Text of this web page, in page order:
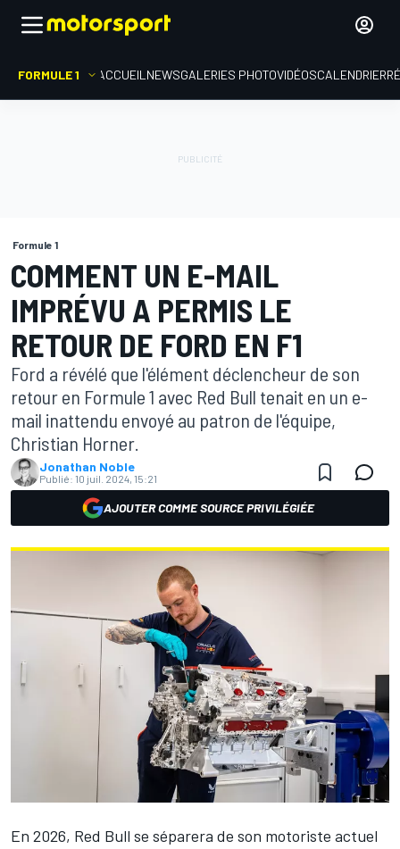
FORMULE 1 ACCUEIL NEWSGALERIES PHOTOVIDÉOSCALENDRIER
Formule 1
COMMENT UN E-MAIL
IMPRÉVU A PERMIS LE
RETOUR DE FORD EN F1
Ford a révélé que l'élément déclencheur de son
retour en Formule 1 avec Red Bull tenait en un e-
mail inattendu envoyé au patron de l'équipe,
Christian Horner.
Jonathan Noble
Publié: 10 juil. 2024, 15:21
AJOUTER COMME SOURCE PRIVILÉGIÉE
En 2026, Red Bull se séparera de son motoriste actuel